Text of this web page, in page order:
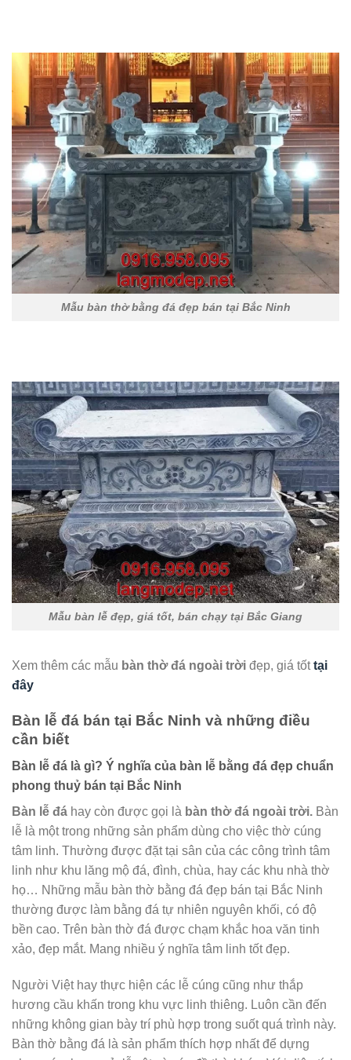
Mẫu bàn thờ bằng đá đẹp bán tại Bắc Ninh
Mẫu bàn lễ đẹp, giá tốt, bán chạy tại Bắc Giang
Xem thêm các mẫu bàn thờ đá ngoài trời đẹp, giá tốttại
đây
Bàn lễ đá bán tại Bắc Ninh và những điều
cần biết
Bàn lễ đá là gì? Ý nghĩa của bàn lễ bằng đá đẹp chuẩn
phong thuỷ bán tại Bắc Ninh
Bàn lễ đá hay còn được gọi là bàn thờ đá ngoài trời. Bàn
lễ là một trong những sản phẩm dùng cho việc thờ cúng
tâm linh. Thường được đặt tại sân của các công trình tâm
linh như khu lăng mộ đá, đình, chùa, hay các khu nhà thờ
họ… Những mẫu bàn thờ bằng đá đẹp bán tại Bắc Ninh
thường được làm bằng đá tự nhiên nguyên khối, có độ
bền cao. Trên bàn thờ đá được chạm khắc hoa văn tinh
xảo, đẹp mắt. Mang nhiều ý nghĩa tâm linh tốt đẹp.
Người Việt hay thực hiện các lễ cúng cũng như thắp
hương cầu khấn trong khu vực linh thiêng. Luôn cần đến
những không gian bày trí phù hợp trong suốt quá trình này.
Bàn thờ bằng đá là sản phẩm thích hợp nhất để dựng